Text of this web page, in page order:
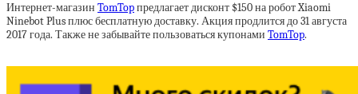
Интернет-магазин TomTopпредлагает дисконт $150 на робот Xiaomi
Ninebot Plus плюс бесплатную доставку. Акция продлится до 31 августа
2017 года. Также не забывайте пользоваться купонами TomTop.